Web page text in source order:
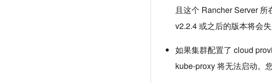
且这个 Rancher Server
v2.2.4 或之后的版本将会
如果集群配置了 cloud
kube-proxy 将无法启动。